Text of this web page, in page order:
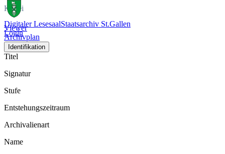
Digitaler LesesaalStaatsarchiv St.Gallen
Login
Kartei
Viewer
Archivplan
Identifikation
Titel
Signatur
Stufe
Entstehungszeitraum
Archivalienart
Name